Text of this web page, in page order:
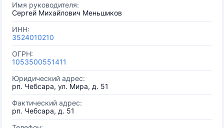
Имя руководителя:
Сергей Михайлович Меньшиков
ИНН:
3524010210
ОГРН:
1053500551411
Юридический адрес:
рп. Чебсара, ул. Мира, д. 51
Фактический адрес:
рп. Чебсара, д. 51